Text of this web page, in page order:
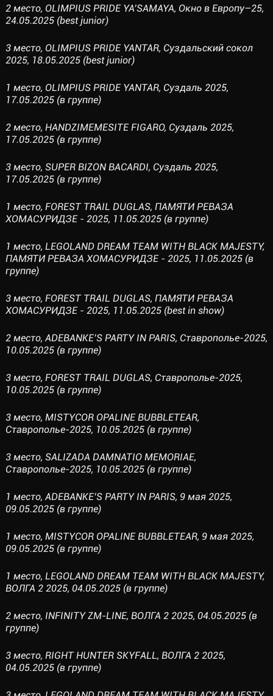
2 место, OLIMPIUS PRIDE YA’SAMAYA, Окно в Европу–25,
24.05.2025 (best junior)
3 место, OLIMPIUS PRIDE YANTAR, Суздальский сокол
2025, 18.05.2025 (best junior)
1 место, OLIMPIUS PRIDE YANTAR, Суздаль 2025,
17.05.2025 (в группе)
2 место, HANDZIMEMESITE FIGARO, Суздаль 2025,
17.05.2025 (в группе)
3 место, SUPER BIZON BACARDI, Суздаль 2025,
17.05.2025 (в группе)
1 место, FOREST TRAIL DUGLAS, ПАМЯТИ РЕВАЗА
ХОМАСУРИДЗЕ - 2025, 11.05.2025 (в группе)
1 место, LEGOLAND DREAM TEAM WITH BLACK MAJESTY,
ПАМЯТИ РЕВАЗА ХОМАСУРИДЗЕ - 2025, 11.05.2025 (в
группе)
3 место, FOREST TRAIL DUGLAS, ПАМЯТИ РЕВАЗА
ХОМАСУРИДЗЕ - 2025, 11.05.2025 (best in show)
2 место, ADEBANKE’S PARTY IN PARIS, Ставрополье-2025,
10.05.2025 (в группе)
3 место, FOREST TRAIL DUGLAS, Ставрополье-2025,
10.05.2025 (в группе)
3 место, MISTYCOR OPALINE BUBBLETEAR,
Ставрополье-2025, 10.05.2025 (в группе)
3 место, SALIZADA DAMNATIO MEMORIAE,
Ставрополье-2025, 10.05.2025 (в группе)
1 место, ADEBANKE’S PARTY IN PARIS, 9 мая 2025,
09.05.2025 (в группе)
1 место, MISTYCOR OPALINE BUBBLETEAR, 9 мая 2025,
09.05.2025 (в группе)
1 место, LEGOLAND DREAM TEAM WITH BLACK MAJESTY,
ВОЛГА 2 2025, 04.05.2025 (в группе)
2 место, INFINITY ZM-LINE, ВОЛГА 2 2025, 04.05.2025 (в
группе)
3 место, RIGHT HUNTER SKYFALL, ВОЛГА 2 2025,
04.05.2025 (в группе)